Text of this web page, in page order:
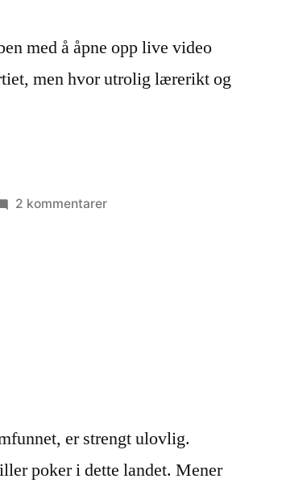
med å åpne opp live video
men hvor utrolig lærerikt og
2 kommentarertil
er strengt ulovlig.
poker i dette landet. Mener